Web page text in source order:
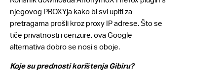
njegovog PROXYja kako bi svi upiti za
pretragama prošli kroz proxy IP adrese. Što se
tiče privatnosti i cenzure, ova Google
alternativa dobro se nosi s oboje.
Koje su prednosti korištenja Gibiru?